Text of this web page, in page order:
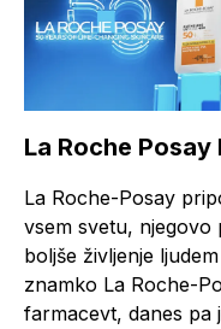
La Roche
La Roche-Posay
vsem svetu, njegovo
boljše življenje
znamko La Roche-
farmacevt, danes pa